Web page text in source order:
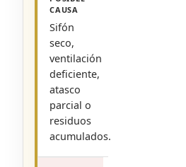
Sifón
seco,
ventilación
deficiente,
atasco
parcial o
residuos
acumulados.